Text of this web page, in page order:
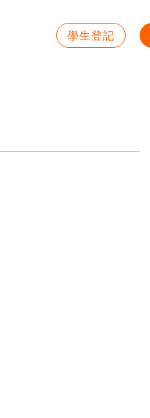
學生登記